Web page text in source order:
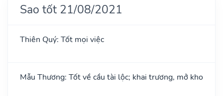
Sao tốt 21/08/2021
Thiên Quý: Tốt mọi việc
Mẫu Thương: Tốt về cầu tài lộc; khai trương, mở kho